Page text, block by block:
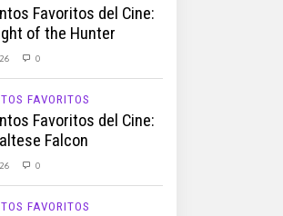
Favoritos del Cine:
of the Hunter
0
FAVORITOS
Favoritos del Cine:
Falcon
0
FAVORITOS